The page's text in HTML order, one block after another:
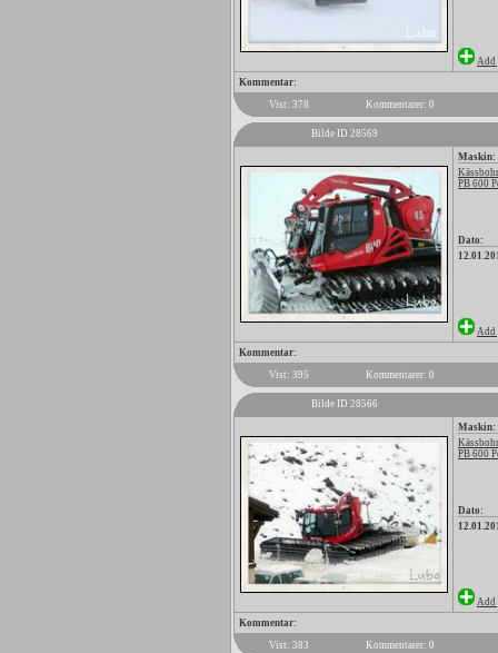
Add
Kommentar:
Vist: 378
Kommentarer: 0
Bilde ID 28569
Maskin:
PB 600
Dato:
Add
Kommentar:
Vist: 395
Kommentarer: 0
Bilde ID 28566
Maskin:
PB 600
Dato:
Add
Kommentar:
Vist: 383
Kommentarer: 0